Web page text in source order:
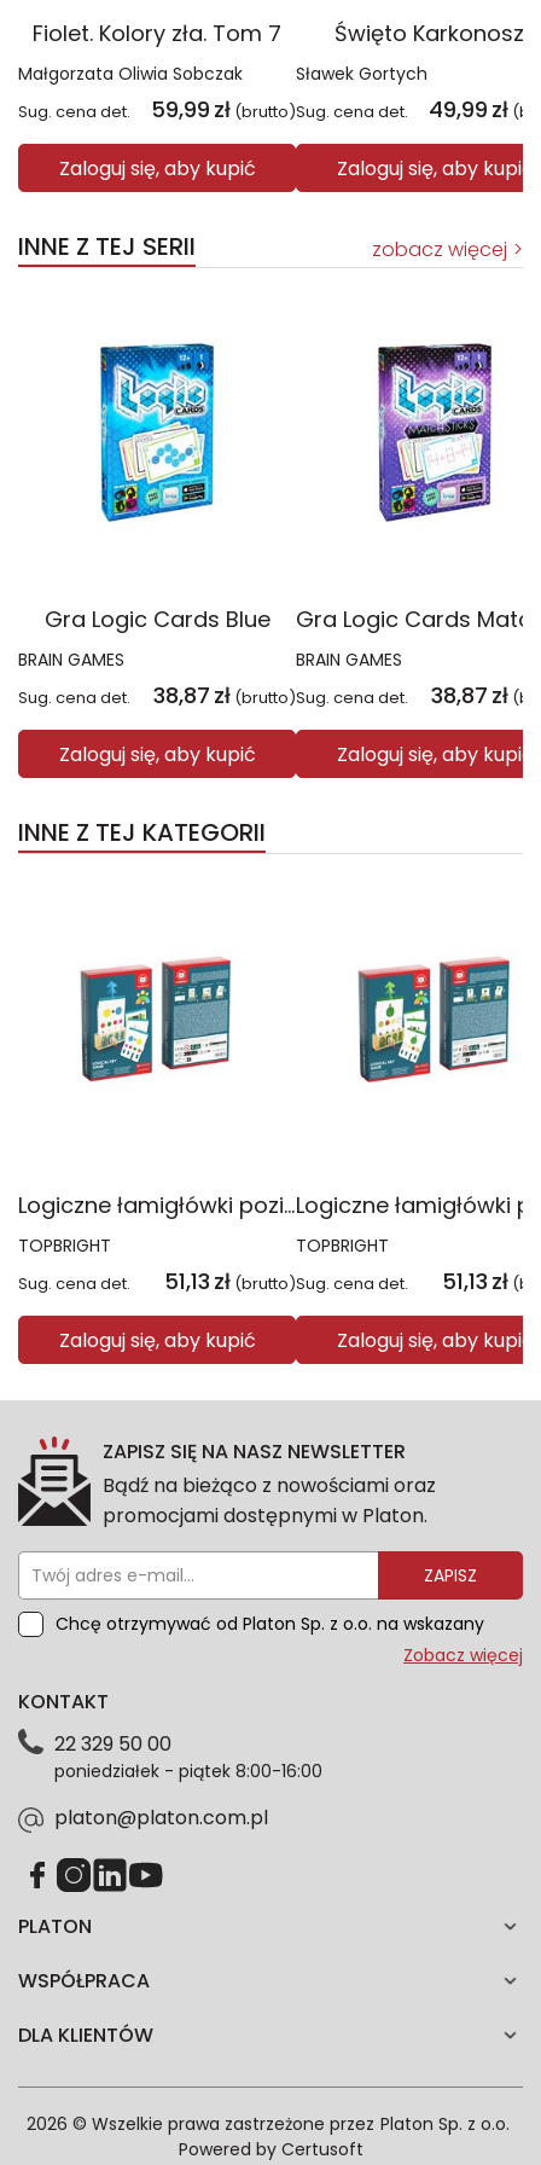
Fiolet. Kolory zła. Tom 7
Małgorzata Oliwia Sobczak
Sug. cena det. 59,99 zł (brutto)
Zaloguj się, aby kupić
Święto Karkonoszy
Sławek Gortych
Sug. cena det. 49,99 zł
Zaloguj się, aby kupić
INNE Z TEJ SERII zobacz więcej
Gra Logic Cards Blue
BRAIN GAMES
Sug. cena det. 38,87 zł (brutto)
Zaloguj się, aby kupić
BRAIN GAMES
Sug. cena det. 38,87 zł
Zaloguj się, aby kupić
INNE Z TEJ KATEGORII
Logiczne łamigłówki poziom ekspert
TOPBRIGHT
Sug. cena det. 51,13 zł (brutto)
Zaloguj się, aby kupić
TOPBRIGHT
Sug. cena det. 51,13 zł
Zaloguj się, aby kupić
ZAPISZ SIĘ NA NASZ NEWSLETTER
Bądź na bieżąco z nowościami oraz
promocjami dostępnymi w Platon.
ZAPISZ
Chcę otrzymywać od Platon Sp. z o.o. na wskazany
przeze mnie adres e-mail informacje marketingowe
dotyczące danych osobowych znajdziesz w naszej
każdym czasie. Wycofanie zgody nie wpłynie na
zgodność z prawem przetwarzania dokonanego przed
Zobacz więcej
PLATON
WSPÓŁPRACA
DLA KLIENTÓW
KONTAKT
22 329 50 00
poniedziałek - piątek 8:00-16:00
platon@platon.com.pl
2026 © Wszelkie prawa zastrzeżone przez Platon Sp. z o.o.
Powered by Certusoft